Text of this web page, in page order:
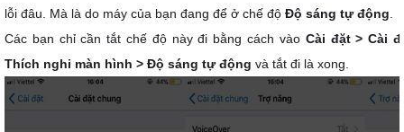
lỗi đâu. Mà là do máy của bạn đang để ở chế độ Độ sáng tự động
Các bạn chỉ cần tắt chế độ này đi bằng cách vào Cài đặt > Cài
Thích nghi màn hình > Độ sáng tự động và tắt đi là xong.